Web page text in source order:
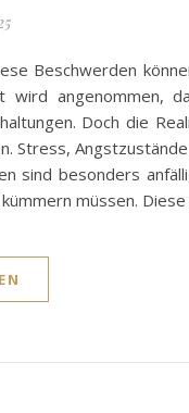
Beschwerden
angenommen,
Doch die
Stress,
sind besonders
müssen.